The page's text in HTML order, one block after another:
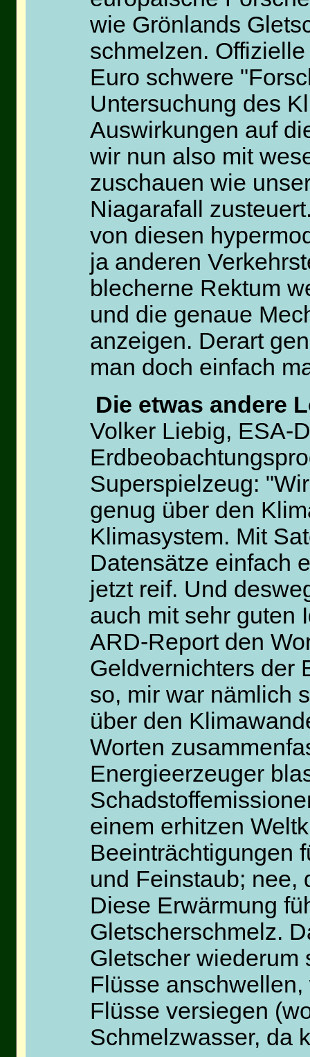
wie Grönlands
schmelzen.
Euro schwere
Untersuchung des
Auswirkungen auf
wir nun also mit
zuschauen wie
Niagarafall
von diesen
ja anderen
blecherne Rektum
und die genaue
anzeigen. Derart
man doch einfach
Die etwas andere
Volker Liebig, ESA-
Superspielzeug:
genug über den
Klimasystem. Mit
Datensätze einfach
jetzt reif. Und
auch mit sehr guten
ARD-Report den
Geldvernichters der
so, mir war nämlich
über den
Worten
Energieerzeuger
einem erhitzen
Beeinträchtigungen
und Feinstaub; nee,
Diese Erwärmung
Gletscherschmelz.
Gletscher wiederum
Flüsse
Flüsse versiegen
Schmelzwasser, da